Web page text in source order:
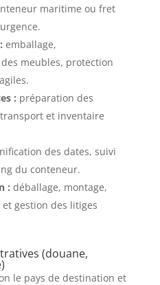
maritime ou fret
emballage,
meubles, protection
: préparation des
et inventaire
des dates, suivi
du conteneur.
: déballage, montage,
gestion des litiges
(douane,
le pays de destination et